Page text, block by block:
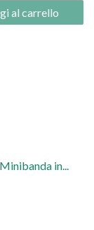
al carrello